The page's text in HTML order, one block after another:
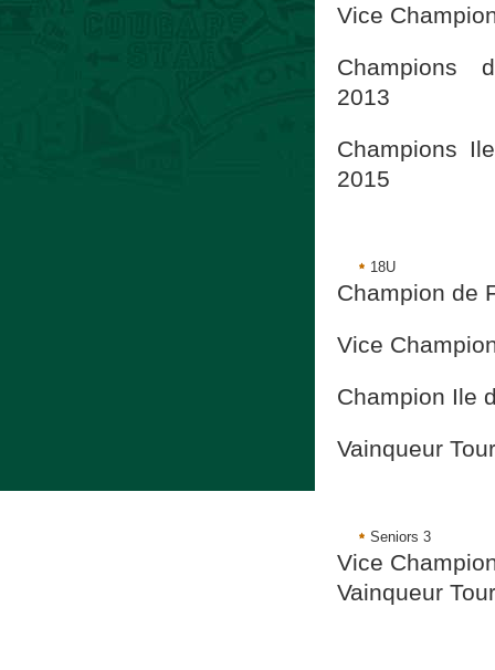
Vice
Champions
2013
Champions
2015
18U
Champion de
Vice
Champion Ile
Vainqueur
Seniors 3
Vice
Vainqueur